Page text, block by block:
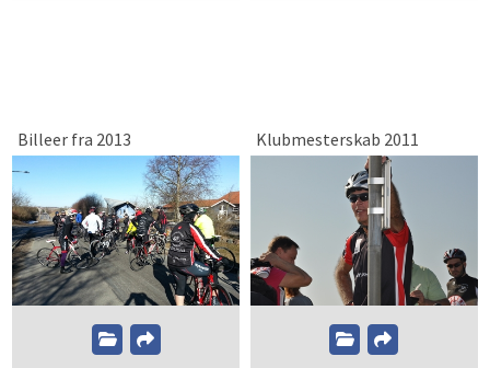
Billeer fra 2013 Klubmesterskab 2011